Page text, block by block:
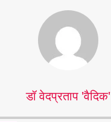
डॉ वेदप्रताप 'वैदिक'